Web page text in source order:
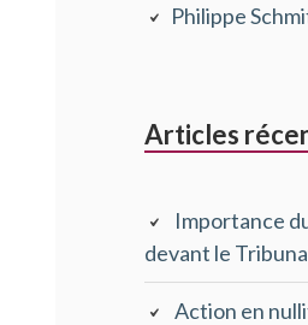
Philippe
Articles
Importance
devant le
Action en